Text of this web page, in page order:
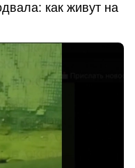
как живут на